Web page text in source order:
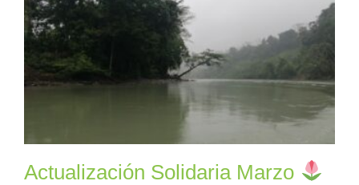
Actualización Solidaria Marzo